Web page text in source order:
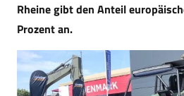
Rheine gibt den Anteil
Prozent an.